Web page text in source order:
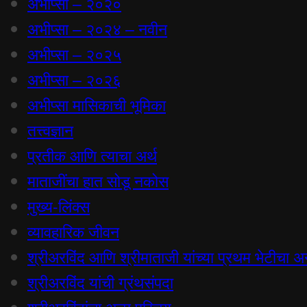
अभीप्सा – २०२४ – नवीन
अभीप्सा – २०२५
अभीप्सा – २०२६
अभीप्सा मासिकाची भूमिका
तत्त्वज्ञान
प्रतीक आणि त्याचा अर्थ
माताजींचा हात सोडू नकोस
मुख्य-लिंक्स
व्यावहारिक जीवन
श्रीअरविंद आणि श्रीमाताजी यांच्या प्रथम भेटीचा
श्रीअरविंद यांची ग्रंथसंपदा